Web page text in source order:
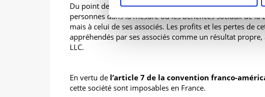
Du point de vue de son traitement fiscal elle tend
personnes dans la mesure où les bénéfices sociaux de la
mais à celui de ses associés. Les profits et les pertes de
appréhendés par ses associés comme un résultat
LLC.
En vertu de l’article 7 de la convention franco-
cette société sont imposables en France.